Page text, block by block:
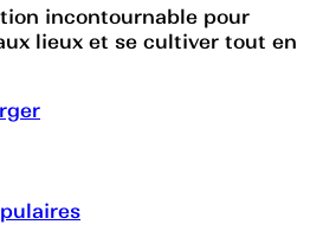
incontournable pour
lieux et se cultiver tout en